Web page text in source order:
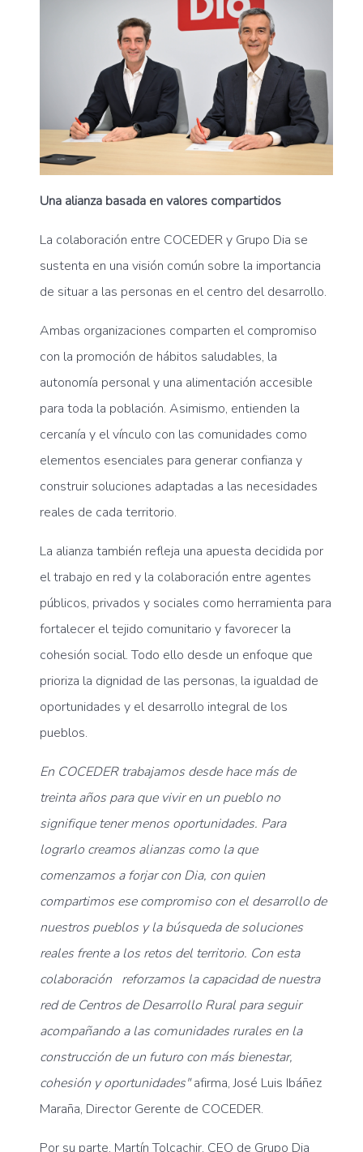
Una alianza basada en valores compartidos
La colaboración entre COCEDER y Grupo Dia se
sustenta en una visión común sobre la importancia
de situar a las personas en el centro del desarrollo.
Ambas organizaciones comparten el compromiso
con la promoción de hábitos saludables, la
autonomía personal y una alimentación accesible
para toda la población. Asimismo, entienden la
cercanía y el vínculo con las comunidades como
elementos esenciales para generar confianza y
construir soluciones adaptadas a las necesidades
reales de cada territorio.
La alianza también refleja una apuesta decidida por
el trabajo en red y la colaboración entre agentes
públicos, privados y sociales como herramienta para
fortalecer el tejido comunitario y favorecer la
cohesión social. Todo ello desde un enfoque que
prioriza la dignidad de las personas, la igualdad de
oportunidades y el desarrollo integral de los
pueblos.
En COCEDER trabajamos desde hace más de
treinta años para que vivir en un pueblo no
signifique tener menos oportunidades. Para
lograrlo creamos alianzas como la que
comenzamos a forjar con Dia, con quien
compartimos ese compromiso con el desarrollo de
nuestros pueblos y la búsqueda de soluciones
reales frente a los retos del territorio. Con esta
colaboración reforzamos la capacidad de nuestra
red de Centros de Desarrollo Rural para seguir
acompañando a las comunidades rurales en la
construcción de un futuro con más bienestar,
cohesión y oportunidades"afirma, José Luis Ibáñez
Maraña, Director Gerente de COCEDER.
Por su parte, Martín Tolcachir, CEO de Grupo Dia